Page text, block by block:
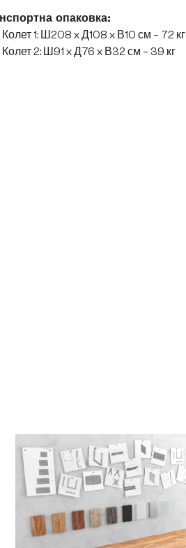
опаковка:
Колет 1: Ш208 x Д108 x В10 см – 72 кг
Колет 2: Ш91 x Д76 x В32 см – 39 кг